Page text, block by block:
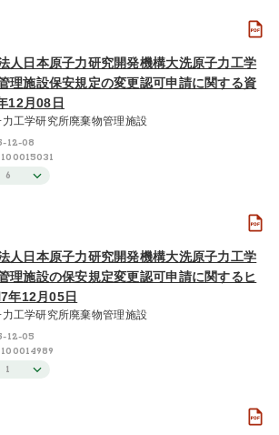
人日本原子力研究開発機構大洗原子力工学
理施設保安規定の変更認可申請に関する資
12月08日
工学研究所廃棄物管理施設
12-08
6
人日本原子力研究開発機構大洗原子力工学
理施設の保安規定変更認可申請に関するヒ
年12月05日
工学研究所廃棄物管理施設
12-05
1